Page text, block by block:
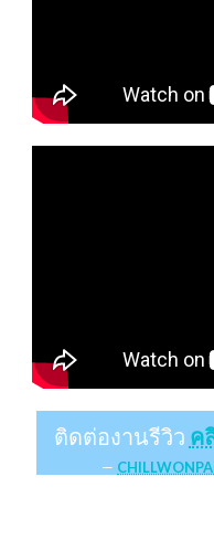
ติดต่องานรีวิว ค